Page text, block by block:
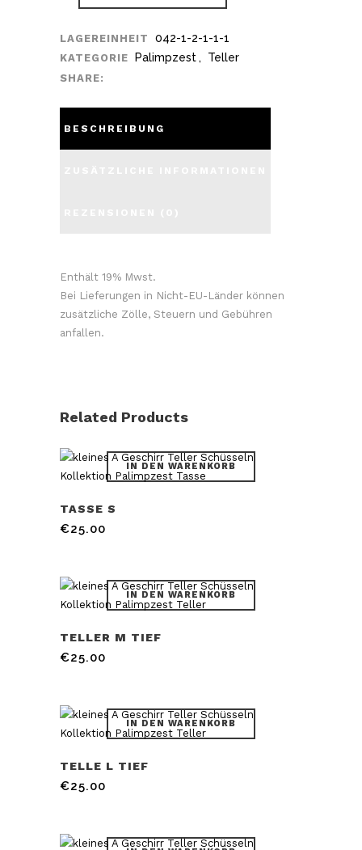
LAGEREINHEIT 042-1-2-1-1-1
KATEGORIE Palimpzest , Teller
SHARE:
BESCHREIBUNG
Enthält 19% Mwst.
Bei Lieferungen in Nicht-EU-Länder können
zusätzliche Zölle, Steuern und Gebühren
anfallen.
Related Products
IN DEN WARENKORB
TASSE S
€25.00
IN DEN WARENKORB
TELLER M TIEF
€25.00
IN DEN WARENKORB
TELLE L TIEF
€25.00